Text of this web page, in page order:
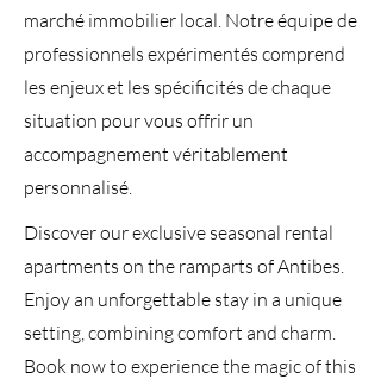
marché immobilier local. Notre équipe de
professionnels expérimentés comprend
les enjeux et les spécificités de chaque
situation pour vous offrir un
accompagnement véritablement
personnalisé.
Discover our exclusive seasonal rental
apartments on the ramparts of Antibes.
Enjoy an unforgettable stay in a unique
setting, combining comfort and charm.
Book now to experience the magic of this